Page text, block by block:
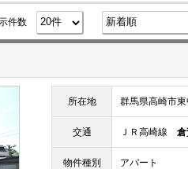
件数
所在地 群馬県高崎市
交通 ＪＲ高崎線
物件種別 アパート